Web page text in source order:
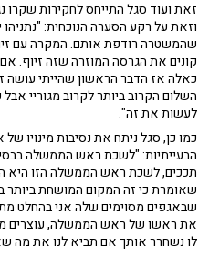
זאת ועוד סגל התייחס לחקירות
וזאת על רקע הסערה הנוכחית:
שהמשטרה רודפת אותם. המקרה עם
קונים את הגרסה המוזרה שזה זיוף.
כאלה אז הדבר הראשון שהייתי
השלום הקרוב ביותר לקרוב מגוריי
לעשות את זה".
כמו כן, סגל ניתח את נסיבות מינויו
הבעייתיות: "לשכת ראש הממשלה
תככים, לשכת ראש הממשלה הזו היא
שאומרת כי זה המקום המושחת ביותר
שבאגפים מסוימים שלה אני בהחלט
את ראשו של ראש הממשלה, עוצרים
לו נשחרר אותך אם תביא לנו את מה